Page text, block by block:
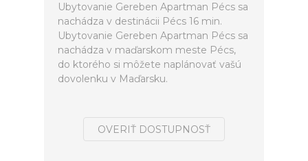
Ubytovanie Gereben Apartman Pécs sa
nachádza v destinácii Pécs 16 min.
Ubytovanie Gereben Apartman Pécs sa
nachádza v maďarskom meste Pécs,
do ktorého si môžete naplánovať vašú
dovolenku v Maďarsku.
OVERIŤ DOSTUPNOSŤ